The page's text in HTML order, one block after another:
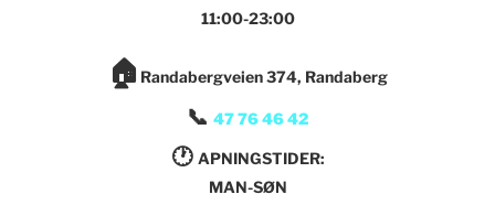
11:00-23:00
🏠 Randabergveien 374, Randaberg
📞 47 76 46 42
🕐 APNINGSTIDER:
MAN-SØN